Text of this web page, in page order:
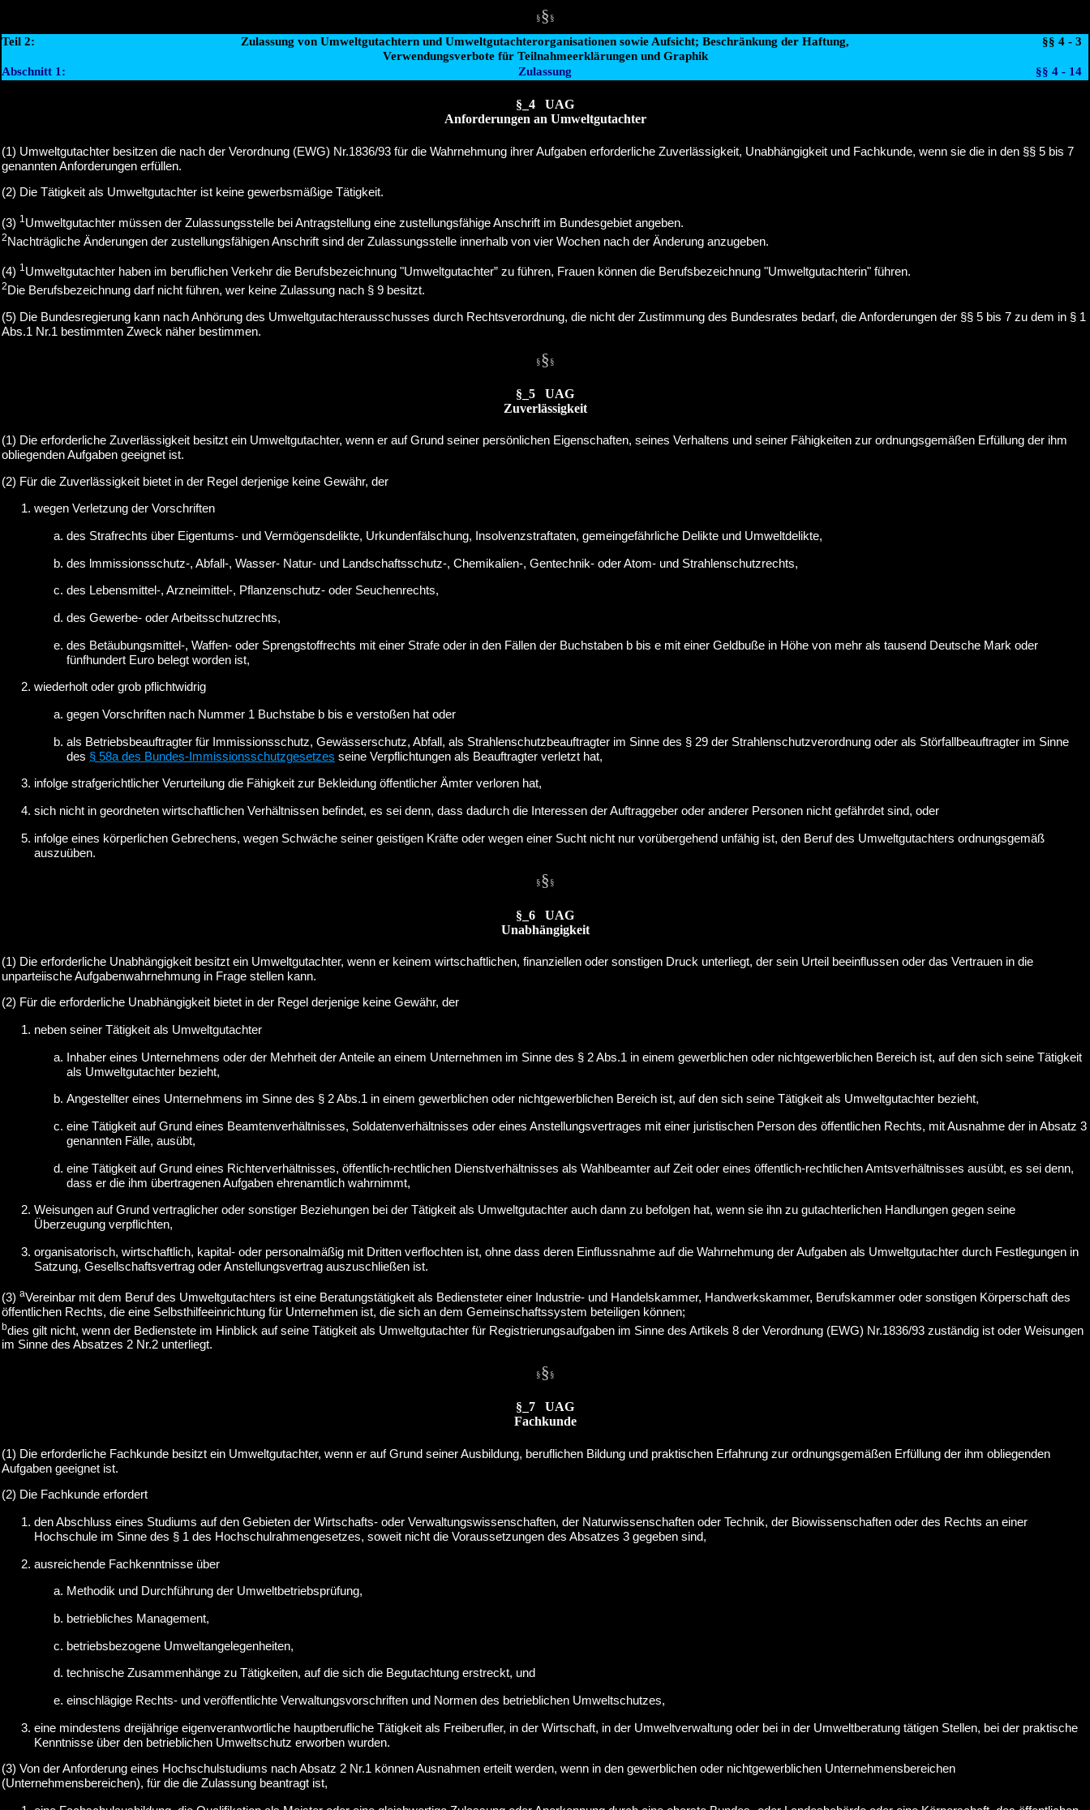
§§ §
Teil 2:
Zulassung von Umweltgutachtern und Umweltgutachterorganisationen sowie Aufsicht; Beschränkung der Haftung,
Verwendungsverbote für Teilnahmeerklärungen und Graphik
§§ 4 - 3
Abschnitt 1: Zulassung §§ 4 - 14
§_4 UAG
Anforderungen an Umweltgutachter
(1) Umweltgutachter besitzen die nach der Verordnung (EWG) Nr.1836/93 für die Wahrnehmung ihrer Aufgaben erforderliche Zuverlässigkeit, Unabhängigkeit und Fachkunde, wenn sie die in den §§ 5 bis 7
genannten Anforderungen erfüllen.
(2) Die Tätigkeit als Umweltgutachter ist keine gewerbsmäßige Tätigkeit.
(3) 1Umweltgutachter müssen der Zulassungsstelle bei Antragstellung eine zustellungsfähige Anschrift im Bundesgebiet angeben.
2 Nachträgliche Änderungen der zustellungsfähigen Anschrift sind der Zulassungsstelle innerhalb von vier Wochen nach der Änderung anzugeben.
(4) 1Umweltgutachter haben im beruflichen Verkehr die Berufsbezeichnung "Umweltgutachter” zu führen, Frauen können die Berufsbezeichnung "Umweltgutachterin" führen.
2 Die Berufsbezeichnung darf nicht führen, wer keine Zulassung nach § 9 besitzt.
(5) Die Bundesregierung kann nach Anhörung des Umweltgutachterausschusses durch Rechtsverordnung, die nicht der Zustimmung des Bundesrates bedarf, die Anforderungen der §§ 5 bis 7 zu dem in § 1
Abs.1 Nr.1 bestimmten Zweck näher bestimmen.
§§ §
§_5 UAG
Zuverlässigkeit
(1) Die erforderliche Zuverlässigkeit besitzt ein Umweltgutachter, wenn er auf Grund seiner persönlichen Eigenschaften, seines Verhaltens und seiner Fähigkeiten zur ordnungsgemäßen Erfüllung der ihm
obliegenden Aufgaben geeignet ist.
(2) Für die Zuverlässigkeit bietet in der Regel derjenige keine Gewähr, der
wegen Verletzung der Vorschriften
des Strafrechts über Eigentums- und Vermögensdelikte, Urkundenfälschung, Insolvenzstraftaten, gemeingefährliche Delikte und Umweltdelikte,
des lmmissionsschutz-, Abfall-, Wasser- Natur- und Landschaftsschutz-, Chemikalien-, Gentechnik- oder Atom- und Strahlenschutzrechts,
des Lebensmittel-, Arzneimittel-, Pflanzenschutz- oder Seuchenrechts,
des Gewerbe- oder Arbeitsschutzrechts,
des Betäubungsmittel-, Waffen- oder Sprengstoffrechts mit einer Strafe oder in den Fällen der Buchstaben b bis e mit einer Geldbuße in Höhe von mehr als tausend Deutsche Mark oder
fünfhundert Euro belegt worden ist,
wiederholt oder grob pflichtwidrig
gegen Vorschriften nach Nummer 1 Buchstabe b bis e verstoßen hat oder
als Betriebsbeauftragter für Immissionsschutz, Gewässerschutz, Abfall, als Strahlenschutzbeauftragter im Sinne des § 29 der Strahlenschutzverordnung oder als Störfallbeauftragter im Sinne
des § 58a des Bundes-Immissionsschutzgesetzes seine Verpflichtungen als Beauftragter verletzt hat,
infolge strafgerichtlicher Verurteilung die Fähigkeit zur Bekleidung öffentlicher Ämter verloren hat,
sich nicht in geordneten wirtschaftlichen Verhältnissen befindet, es sei denn, dass dadurch die Interessen der Auftraggeber oder anderer Personen nicht gefährdet sind, oder
infolge eines körperlichen Gebrechens, wegen Schwäche seiner geistigen Kräfte oder wegen einer Sucht nicht nur vorübergehend unfähig ist, den Beruf des Umweltgutachters ordnungsgemäß
auszuüben.
§§ §
§_6 UAG
Unabhängigkeit
(1) Die erforderliche Unabhängigkeit besitzt ein Umweltgutachter, wenn er keinem wirtschaftlichen, finanziellen oder sonstigen Druck unterliegt, der sein Urteil beeinflussen oder das Vertrauen in die
unparteiische Aufgabenwahrnehmung in Frage stellen kann.
(2) Für die erforderliche Unabhängigkeit bietet in der Regel derjenige keine Gewähr, der
neben seiner Tätigkeit als Umweltgutachter
Inhaber eines Unternehmens oder der Mehrheit der Anteile an einem Unternehmen im Sinne des § 2 Abs.1 in einem gewerblichen oder nichtgewerblichen Bereich ist, auf den sich seine Tätigkeit
als Umweltgutachter bezieht,
Angestellter eines Unternehmens im Sinne des § 2 Abs.1 in einem gewerblichen oder nichtgewerblichen Bereich ist, auf den sich seine Tätigkeit als Umweltgutachter bezieht,
eine Tätigkeit auf Grund eines Beamtenverhältnisses, Soldatenverhältnisses oder eines Anstellungsvertrages mit einer juristischen Person des öffentlichen Rechts, mit Ausnahme der in Absatz 3
genannten Fälle, ausübt,
eine Tätigkeit auf Grund eines Richterverhältnisses, öffentlich-rechtlichen Dienstverhältnisses als Wahlbeamter auf Zeit oder eines öffentlich-rechtlichen Amtsverhältnisses ausübt, es sei denn,
dass er die ihm übertragenen Aufgaben ehrenamtlich wahrnimmt,
Weisungen auf Grund vertraglicher oder sonstiger Beziehungen bei der Tätigkeit als Umweltgutachter auch dann zu befolgen hat, wenn sie ihn zu gutachterlichen Handlungen gegen seine
Überzeugung verpflichten,
organisatorisch, wirtschaftlich, kapital- oder personalmäßig mit Dritten verflochten ist, ohne dass deren Einflussnahme auf die Wahrnehmung der Aufgaben als Umweltgutachter durch Festlegungen in
Satzung, Gesellschaftsvertrag oder Anstellungsvertrag auszuschließen ist.
(3) aVereinbar mit dem Beruf des Umweltgutachters ist eine Beratungstätigkeit als Bediensteter einer Industrie- und Handelskammer, Handwerkskammer, Berufskammer oder sonstigen Körperschaft des
öffentlichen Rechts, die eine Selbsthilfeeinrichtung für Unternehmen ist, die sich an dem Gemeinschaftssystem beteiligen können;
bdies gilt nicht, wenn der Bedienstete im Hinblick auf seine Tätigkeit als Umweltgutachter für Registrierungsaufgaben im Sinne des Artikels 8 der Verordnung (EWG) Nr.1836/93 zuständig ist oder Weisungen
im Sinne des Absatzes 2 Nr.2 unterliegt.
§§ §
§_7 UAG
Fachkunde
(1) Die erforderliche Fachkunde besitzt ein Umweltgutachter, wenn er auf Grund seiner Ausbildung, beruflichen Bildung und praktischen Erfahrung zur ordnungsgemäßen Erfüllung der ihm obliegenden
Aufgaben geeignet ist.
(2) Die Fachkunde erfordert
den Abschluss eines Studiums auf den Gebieten der Wirtschafts- oder Verwaltungswissenschaften, der Naturwissenschaften oder Technik, der Biowissenschaften oder des Rechts an einer
Hochschule im Sinne des § 1 des Hochschulrahmengesetzes, soweit nicht die Voraussetzungen des Absatzes 3 gegeben sind,
ausreichende Fachkenntnisse über
Methodik und Durchführung der Umweltbetriebsprüfung,
betriebliches Management,
betriebsbezogene Umweltangelegenheiten,
technische Zusammenhänge zu Tätigkeiten, auf die sich die Begutachtung erstreckt, und
einschlägige Rechts- und veröffentlichte Verwaltungsvorschriften und Normen des betrieblichen Umweltschutzes,
eine mindestens dreijährige eigenverantwortliche hauptberufliche Tätigkeit als Freiberufler, in der Wirtschaft, in der Umweltverwaltung oder bei in der Umweltberatung tätigen Stellen, bei der praktische
Kenntnisse über den betrieblichen Umweltschutz erworben wurden.
(3) Von der Anforderung eines Hochschulstudiums nach Absatz 2 Nr.1 können Ausnahmen erteilt werden, wenn in den gewerblichen oder nichtgewerblichen Unternehmensbereichen
(Unternehmensbereichen), für die die Zulassung beantragt ist,